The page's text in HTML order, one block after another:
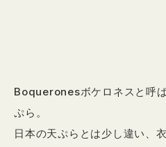
Boqueronesボケロネスと呼
ぷら。
日本の天ぷらとは少し違い、